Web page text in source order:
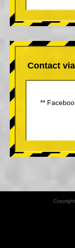
Contact
**